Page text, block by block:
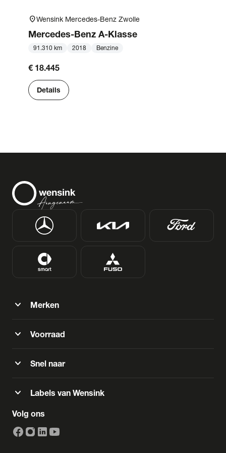
location_onWensink Mercedes-Benz Zwolle
Mercedes-Benz A-Klasse
91.310 km 2018 Benzine
€ 18.445
Details
expand_more Merken
expand_more Voorraad
expand_more Snel naar
expand_more Labels van Wensink
Volg ons